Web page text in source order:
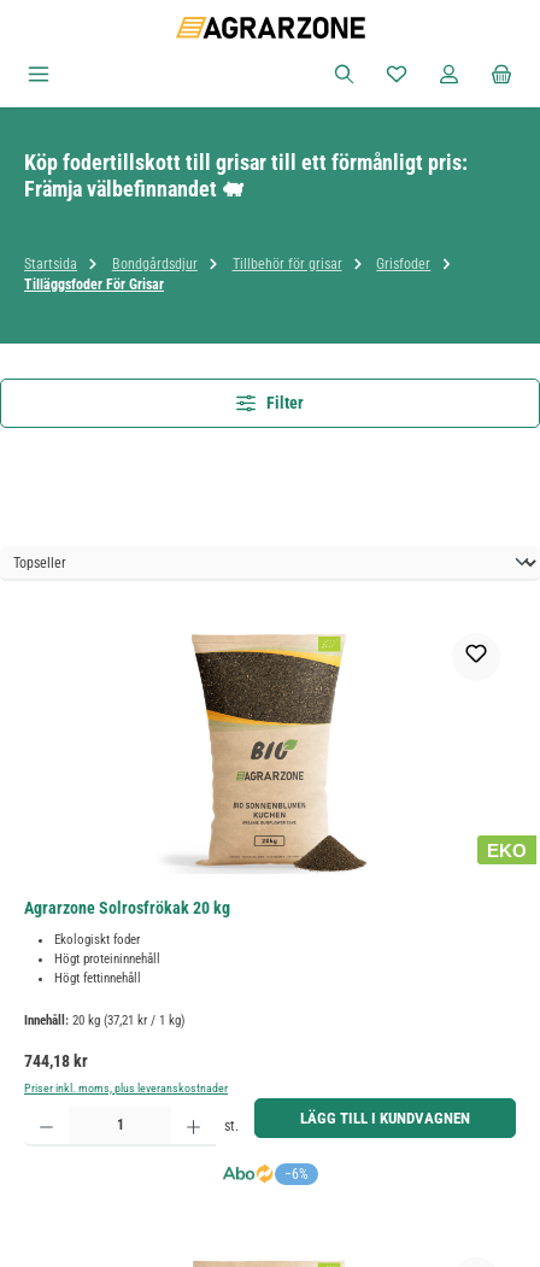
Du har 0 objekt i
Köp fodertillskott till grisar till ett förmånligt pris:
Främja välbefinnandet 🐖
Startsida Bondgårdsdjur Tillbehör för grisar
Grisfoder
Tilläggsfoder För Grisar
Filter
EKO
Agrarzone Solrosfrökak 20 kg
Ekologiskt foder
Högt proteininnehåll
Högt fettinnehåll
Innehåll: 20 kg (37,21 kr / 1 kg)
Ordinarie pris:
744,18 kr
Priser inkl. moms, plus leveranskostnader
−6%
Produktkvantitet: Ange önskat belopp eller använd knapparna för att öka eller minska kvantiteten.
st. LÄGG TILL I KUNDVAGNEN